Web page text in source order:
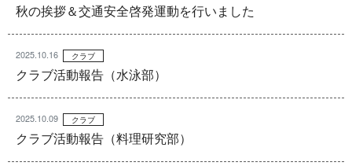
秋の挨拶＆交通安全啓発運動を行いました
2025.10.16 クラブ
クラブ活動報告（水泳部）
2025.10.09 クラブ
クラブ活動報告（料理研究部）